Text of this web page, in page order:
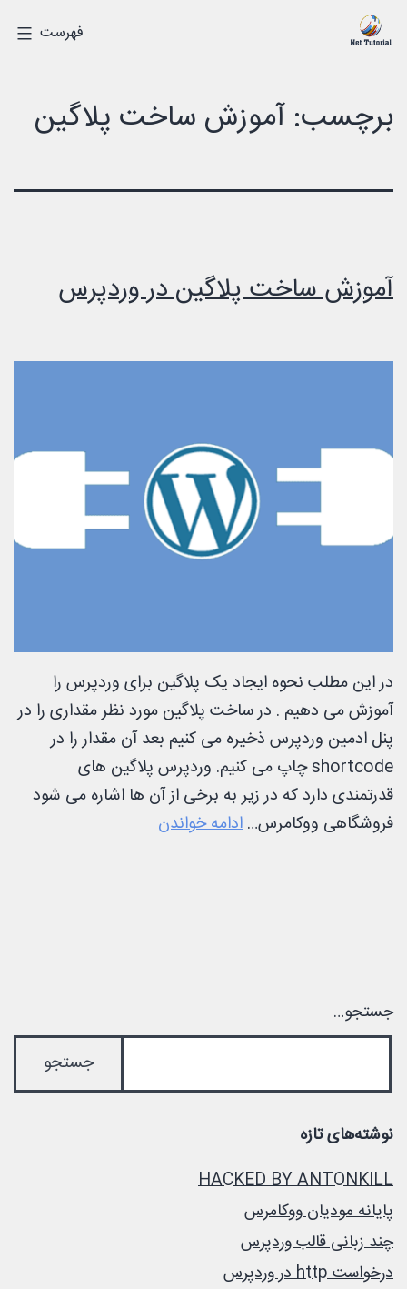
پرش
درک
فهرست
برچسب: آموزش ساخت پلاگین
آموزش ساخت پلاگین در وردپرس
در این مطلب نحوه ایجاد یک پلاگین برای وردپرس را
آموزش می دهیم . در ساخت پلاگین مورد نظر مقداری را در
پنل ادمین وردپرس ذخیره می کنیم بعد آن مقدار را در
shortcode چاپ می کنیم. وردپرس پلاگین های
قدرتمندی دارد که در زیر به برخی از آن ها اشاره می شود
فروشگاهی ووکامرس… ادامه خواندن
جستجو…
نوشته‌های تازه
HACKED BY ANTONKILL
پایانه مودیان ووکامرس
چند زبانی قالب وردپرس
درخواست http در وردپرس